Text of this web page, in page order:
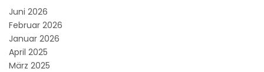
Juni 2026
Februar 2026
Januar 2026
April 2025
März 2025